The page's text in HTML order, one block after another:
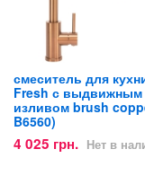
смеситель для
Fresh с выдвижным
изливом brush
B6560)
4 025 грн. Нет в